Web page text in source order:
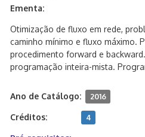
Ementa:
Otimização de fluxo em rede,
caminho mínimo e fluxo máximo.
procedimento forward e
programação inteira-mista.
Ano de Catálogo: 2016
Créditos: 4